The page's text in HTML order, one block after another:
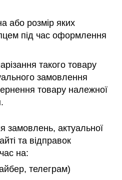
або розмір яких
під час оформлення
такого товару
замовлення
товару належної
актуальної
та відправок
на:
телеграм)